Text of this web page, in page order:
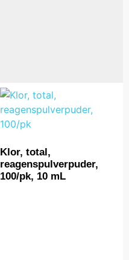
Klor, total,
reagenspulverpuder,
100/pk, 10 mL